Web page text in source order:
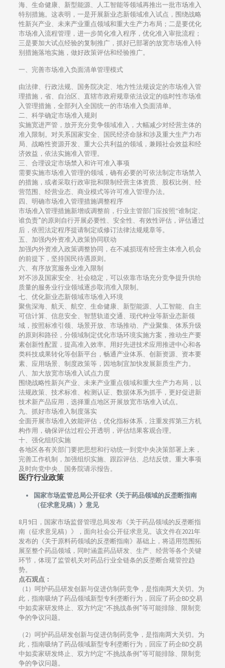
海、生命健康、新型能源、人工智能等领域再推出一批市场准入
特别措施。这表明，一是开展新业态新领域准入试点，围绕战略
性新兴产业、未来产业重点领域和重大生产力布局；二是要优化
市场准入流程管理，进一步简化准入程序，优化准入审批流程；
三是要加大试点经验的复制推广，抓好已部署的放宽市场准入特
别措施落地实施，做好政策评估和经验推广。
一、完善市场准入负面清单管理模式
由法律、行政法规、国务院决定、地方性法规设定的市场准入管
理措施，省、自治区、直辖市政府规章依法设定的临时性市场准
入管理措施，全部列入全国统一的市场准入负面清单。
二、科学确定市场准入规则
实施宽进严管，放开充分竞争领域准入，大幅减少对经营主体的
准入限制。对关系国家安全、国民经济命脉和涉及重大生产力布
局、战略性资源开发、重大公共利益的领域，兼顾社会效益和经
济效益，依法实施准入管理。
三、合理设定市场禁入和许可准入事项
需要实施市场准入管理的领域，确有必要的可依法制定市场禁入
的措施，或者采取行政审批和限制经营主体资质、股权比例、经
营范围、经营业态、商业模式等许可准入管理办法。
四、明确市场准入管理措施调整程序
市场准入管理措施新增或调整前，行业主管部门应按照“谁制定、
谁负责”的原则自行开展必要性、安全性、有效性评估，评估通过
后，依照法定程序提请制定或修订法律法规规章等。
五、加强内外资准入政策协同联动
加强内外资准入政策调整协同，在不减损现有经营主体准入机会
的前提下，坚持国民待遇原则。
六、有序放宽服务业准入限制
对不涉及国家安全、社会稳定，可以依靠市场充分竞争提升供给
质量的服务业行业领域逐步取消准入限制。
七、优化新业态新领域市场准入环境
聚焦深海、航天、航空、生命健康、新型能源、人工智能、自主
可信计算、信息安全、智慧轨道交通、现代种业等新业态新领
域，按照标准引领、场景开放、市场推动、产业聚集、体系升级
的原则和路径，分领域制定优化市场环境实施方案，推动生产要
素创新性配置，提高准入效率。用好先进技术应用推进中心和各
类科技成果转化等创新平台，畅通产业体系、创新资源、资本要
素、应用场景、制度政策等，因地制宜加快发展新质生产力。
八、加大放宽市场准入试点力度
围绕战略性新兴产业、未来产业重点领域和重大生产力布局，以
法规政策、技术标准、检测认证、数据体系为抓手，更好促进新
技术新产品应用，选择重点地区开展放宽市场准入试点。
九、抓好市场准入制度落实
全面开展市场准入效能评估，优化指标体系，注重发挥第三方机
构作用，确保评估过程公开透明，评估结果客观合理。
十、强化组织实施
各地区各有关部门要把思想和行动统一到党中央决策部署上来，
完善工作机制，加强组织实施、跟踪评估、总结反馈。重大事项
及时向党中央、国务院请示报告。
医疗行业政策
国家市场监管总局公开征求《关于药品领域的反垄断指南
（征求意见稿）》意见
8月9日，国家市场监督管理总局发布《关于药品领域的反垄断指
南（征求意见稿）》，面向社会公开征求意见。该文件在2021年
发布的《关于原料药领域的反垄断指南》基础上，将适用范围拓
展至整个药品领域，同时涵盖药品研发、生产、经营等各个关键
环节，体现了监管机关对药品行业全链条的反垄断合规管控趋
势。
点石观点：
（1）呵护药品研发创新与促进仿制药竞争，是指南两大关切。为
此，指南吸纳了药品领域新型专利垄断行为，回应了药企BD交易
中如卖家研发终止、双方约定“不挑战条例”等可能排除、限制竞
争的争议问题。
（2）呵护药品研发创新与促进仿制药竞争，是指南两大关切。为
此，指南吸纳了药品领域新型专利垄断行为，回应了药企BD交易
中如卖家研发终止、双方约定“不挑战条例”等可能排除、限制竞
争的争议问题。